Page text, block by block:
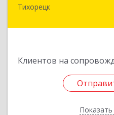
Тихорецк
Клиентов на
352114,